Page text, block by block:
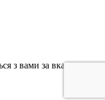
з вами за вказаним